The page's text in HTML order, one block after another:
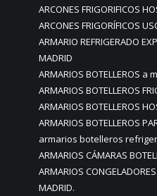
ARCONES FRIGORIFICOS
ARCONES FRIGORÍFICOS
ARMARIO REFRIGERADO
MADRID
ARMARIOS BOTELLEROS a
ARMARIOS BOTELLEROS
ARMARIOS BOTELLEROS
ARMARIOS BOTELLEROS
armarios botelleros
ARMARIOS CÁMARAS
ARMARIOS
MADRID.